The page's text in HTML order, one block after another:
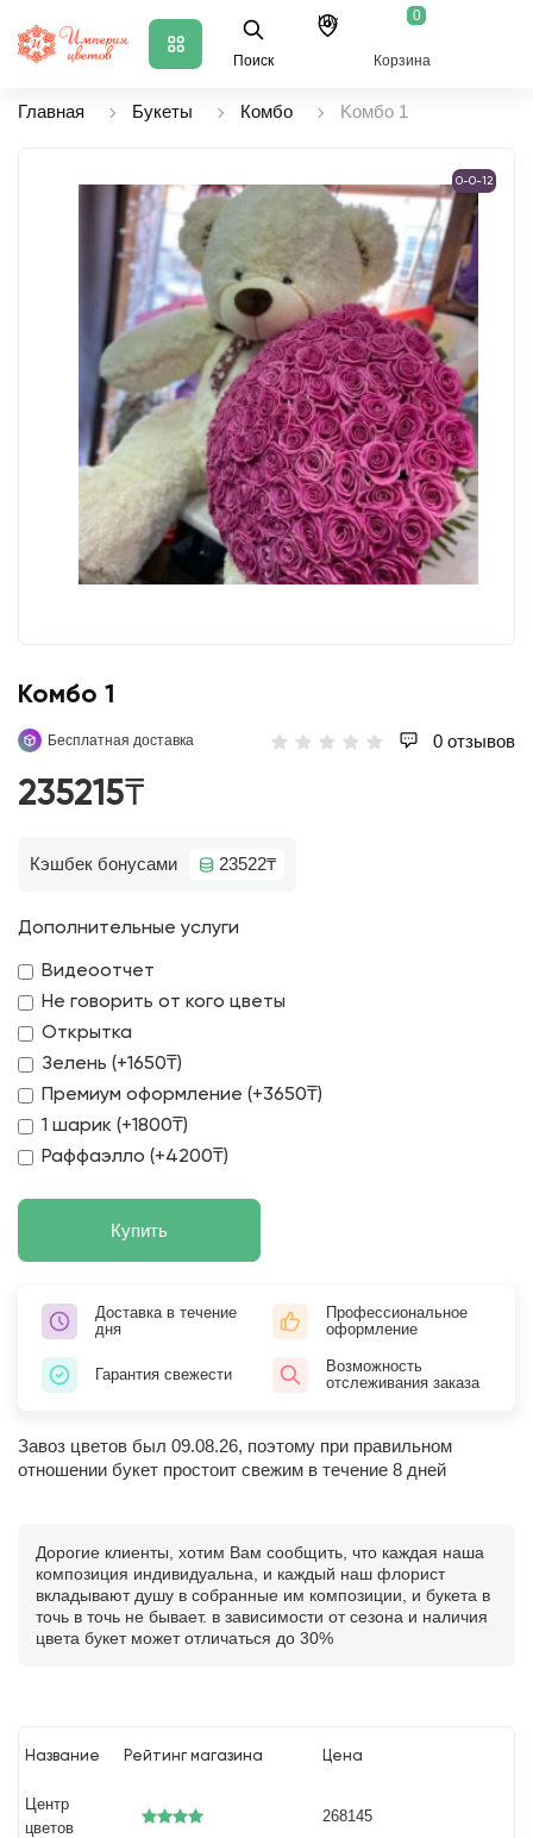
Поиск
Шу 0
Корзина
Главная Букеты Комбо Koмбo 1
0-0-12
Koмбo 1
Бесплатная доставка 0 отзывов
235215₸
Кэшбек бонусами 23522₸
Дополнительные услуги
Видеоотчет
Не говорить от кого цветы
Открытка
Зелень (+1650₸)
Премиум оформление (+3650₸)
1 шарик (+1800₸)
Раффаэлло (+4200₸)
Купить
Доставка в течение
дня
Профессиональное
оформление
Гарантия свежести
Возможность
отслеживания заказа
Завоз цветов был 09.08.26, поэтому при правильном
отношении букет простоит свежим в течение 8 дней
Дорогие клиенты, хотим Вам сообщить, что каждая наша
композиция индивидуальна, и каждый наш флорист
вкладывают душу в собранные им композиции, и букета в
точь в точь не бывает. в зависимости от сезона и наличия
цвета букет может отличаться до 30%
Название Рейтинг магазина Цена
Центр
цветов
268145